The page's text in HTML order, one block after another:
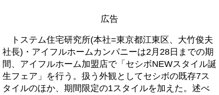
広告
トステム住宅研究所(本社=東京都江東区、大竹俊夫
社長)・アイフルホームカンパニーは2月28日までの期
間、アイフルホーム加盟店で「セシボNEWスタイル誕
生フェア」を行う。扱う外観としてセシボの既存7ス
タイルのほか、期間限定の1スタイルを加えた。述べ